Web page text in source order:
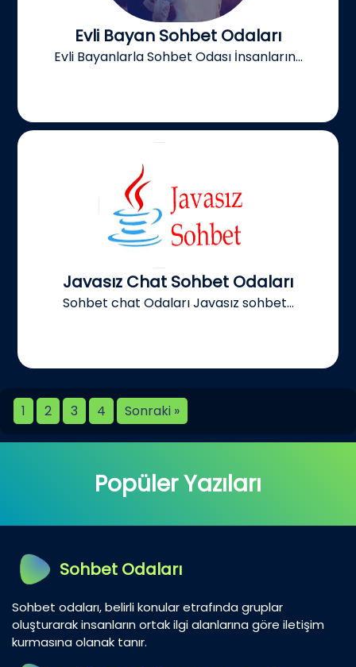
Evli Bayan Sohbet Odaları
Evli Bayanlarla Sohbet Odası İnsanların...
Javasız Chat Sohbet Odaları
Sohbet chat Odaları Javasız sohbet...
1 2 3 4 Sonraki »
Popüler Yazıları
Sohbet Odaları
Sohbet odaları, belirli konular etrafında gruplar
oluşturarak insanların ortak ilgi alanlarına göre iletişim
kurmasına olanak tanır.